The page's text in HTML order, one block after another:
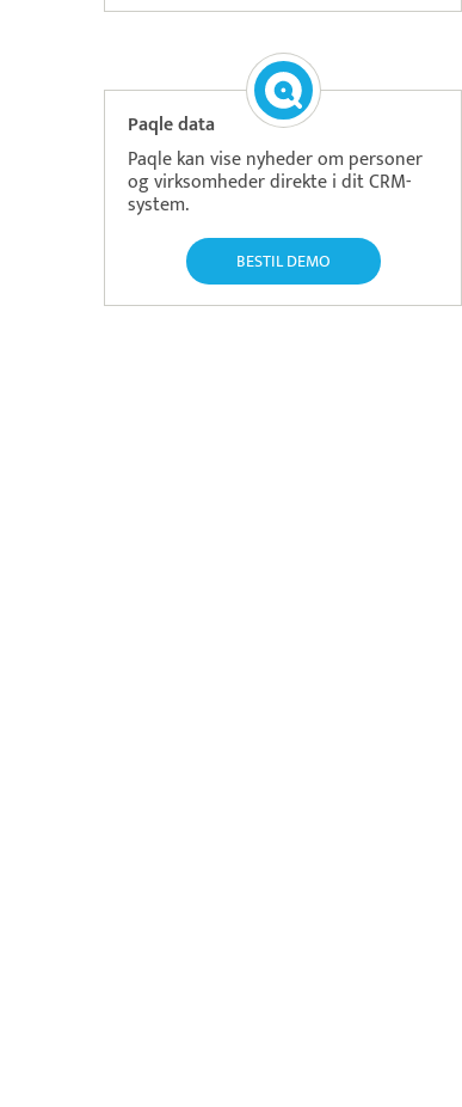
Paqle data
Paqle kan vise nyheder om personer
og virksomheder direkte i dit CRM-
system.
BESTIL DEMO